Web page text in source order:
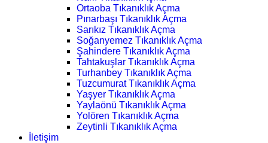
Ortaoba Tıkanıklık Açma
Pınarbaşı Tıkanıklık Açma
Sarıkız Tıkanıklık Açma
Soğanyemez Tıkanıklık Açma
Şahindere Tıkanıklık Açma
Tahtakuşlar Tıkanıklık Açma
Turhanbey Tıkanıklık Açma
Tuzcumurat Tıkanıklık Açma
Yaşyer Tıkanıklık Açma
Yaylaönü Tıkanıklık Açma
Yolören Tıkanıklık Açma
Zeytinli Tıkanıklık Açma
İletişim